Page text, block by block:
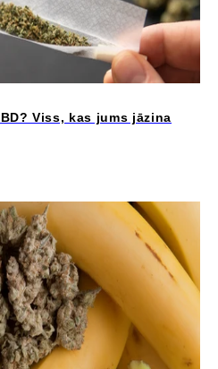
Viss, kas jums jāzina